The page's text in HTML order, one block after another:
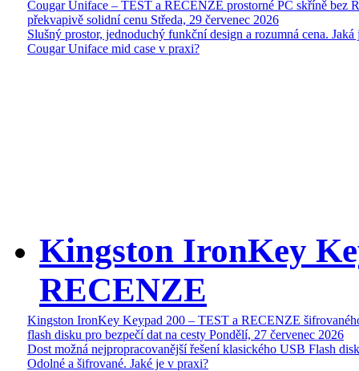
Cougar Uniface – TEST a RECENZE prostorné PC skříně bez
překvapivě solidní cenu Středa, 29 červenec 2026
Slušný prostor, jednoduchý funkční design a rozumná cena. Jaká
Cougar Uniface mid case v praxi?
Kingston IronKey
RECENZE
Kingston IronKey Keypad 200 – TEST a RECENZE
flash disku pro bezpečí dat na cesty Pondělí, 27 červenec 2026
Dost možná nejpropracovanější řešení klasického USB Flash
Odolné a šifrované. Jaké je v praxi?